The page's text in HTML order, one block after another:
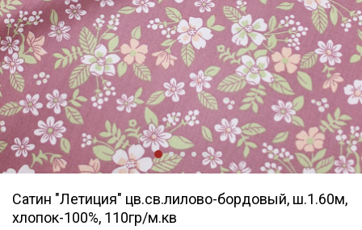
Сатин "Летиция" цв.св.лилово-бордовый, ш.1.60м,
хлопок-100%, 110гр/м.кв